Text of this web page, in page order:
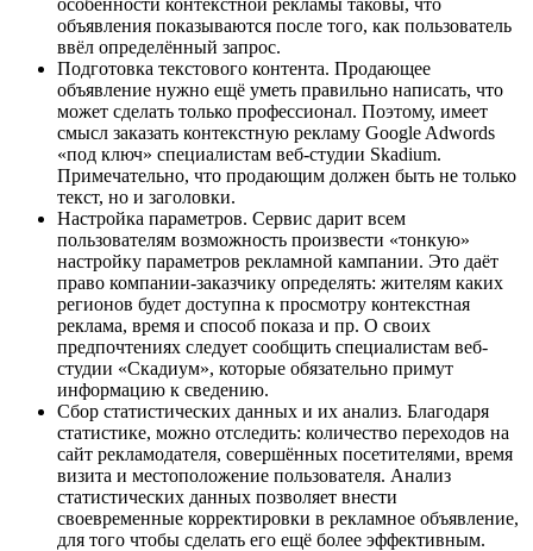
объявления показываются после того, как пользователь
ввёл определённый запрос.
Подготовка текстового контента. Продающее
объявление нужно ещё уметь правильно написать, что
может сделать только профессионал. Поэтому, имеет
смысл заказать контекстную рекламу Google Adwords
«под ключ» специалистам веб-студии Skadium.
Примечательно, что продающим должен быть не только
текст, но и заголовки.
Настройка параметров. Сервис дарит всем
пользователям возможность произвести «тонкую»
настройку параметров рекламной кампании. Это даёт
право компании-заказчику определять: жителям каких
регионов будет доступна к просмотру контекстная
реклама, время и способ показа и пр. О своих
предпочтениях следует сообщить специалистам веб-
студии «Скадиум», которые обязательно примут
информацию к сведению.
Сбор статистических данных и их анализ. Благодаря
статистике, можно отследить: количество переходов на
сайт рекламодателя, совершённых посетителями, время
визита и местоположение пользователя. Анализ
статистических данных позволяет внести
своевременные корректировки в рекламное объявление,
для того чтобы сделать его ещё более эффективным.